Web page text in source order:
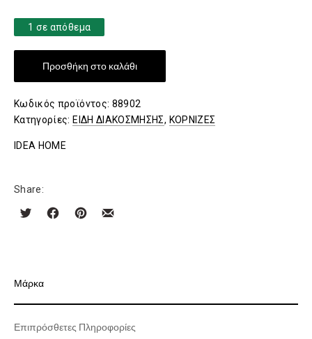
1 σε απόθεμα
Προσθήκη στο καλάθι
Κωδικός προϊόντος: 88902
Κατηγορίες:ΕΙΔΗ ΔΙΑΚΟΣΜΗΣΗΣ, ΚΟΡΝΙΖΕΣ
IDEA HOME
Share:
Μάρκα
Επιπρόσθετες Πληροφορίες